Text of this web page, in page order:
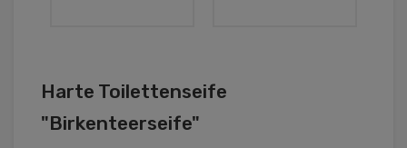
Harte Toilettenseife
"Birkenteerseife"